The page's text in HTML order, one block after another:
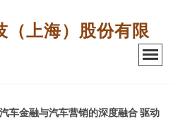
（上海）股份有限
汽车金融与汽车营销的深度融合 驱动